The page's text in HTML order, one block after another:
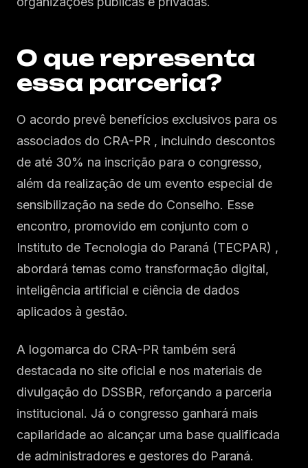
O que representa
essa parceria?
O acordo prevê benefícios exclusivos para os
associados do CRA-PR , incluindo descontos
de até 30% na inscrição para o congresso,
além da realização de um evento especial de
sensibilização na sede do Conselho. Esse
encontro, promovido em conjunto com o
Instituto de Tecnologia do Paraná (TECPAR) ,
abordará temas como transformação digital,
inteligência artificial e ciência de dados
aplicados à gestão.
A logomarca do CRA-PR também será
destacada no site oficial e nos materiais de
divulgação do DSSBR, reforçando a parceria
institucional. Já o congresso ganhará mais
capilaridade ao alcançar uma base qualificada
de administradores e gestores do Paraná.